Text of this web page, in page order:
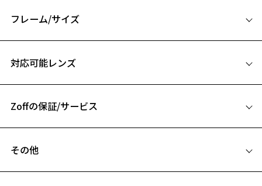
※柄や色味の出方に個体差があり、画像と異なる場合がございます。
サングラスページをみる
【使用上の注意】
い。
レンズの材質：プラスチック(コーティング)
フレーム/サイズ
B ブリッジ(鼻部分)の横幅：21mm
対応可能レンズ
フレームとレンズの合計料金を知りたい方へ
Zoffの保証/サービス
その他